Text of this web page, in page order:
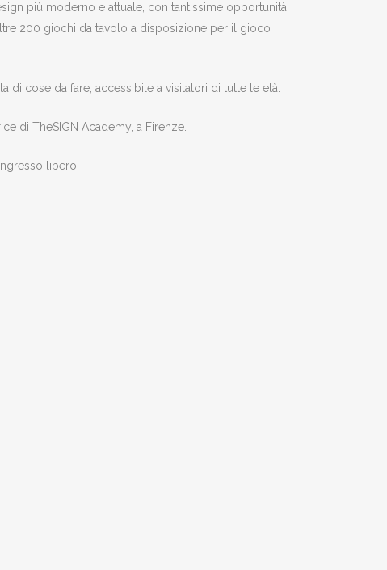
più moderno e attuale, con tantissime opportunità
200 giochi da tavolo a disposizione per il gioco
cose da fare, accessibile a visitatori di tutte le età.
di TheSIGN Academy, a Firenze.
libero.